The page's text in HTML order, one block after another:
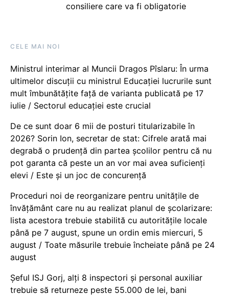
consiliere care va fi obligatorie
CELE MAI NOI
Ministrul interimar al Muncii Dragos Pîslaru: În urma
ultimelor discuții cu ministrul Educației lucrurile sunt
mult îmbunătățite față de varianta publicată pe 17
iulie / Sectorul educației este crucial
De ce sunt doar 6 mii de posturi titularizabile în
2026? Sorin Ion, secretar de stat: Cifrele arată mai
degrabă o prudență din partea școlilor pentru că nu
pot garanta că peste un an vor mai avea suficienți
elevi / Este și un joc de concurență
Proceduri noi de reorganizare pentru unitățile de
învățământ care nu au realizat planul de școlarizare:
lista acestora trebuie stabilită cu autoritățile locale
până pe 7 august, spune un ordin emis miercuri, 5
august / Toate măsurile trebuie încheiate până pe 24
august
Șeful ISJ Gorj, alți 8 inspectori și personal auxiliar
trebuie să returneze peste 55.000 de lei, bani